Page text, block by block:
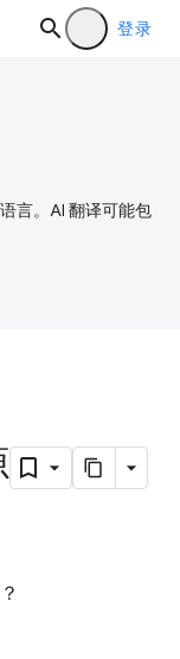
登录
言。AI 翻译可能包